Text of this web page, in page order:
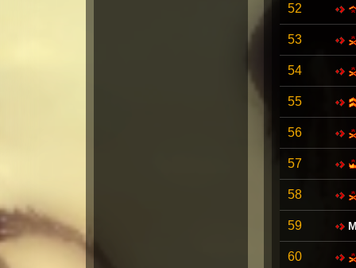
52
53
54
55
56
57
58
59
60